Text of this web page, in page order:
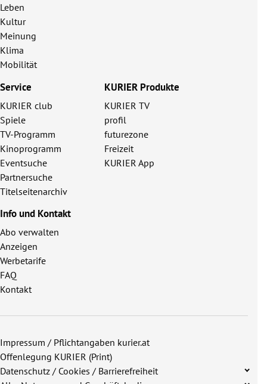
Leben
Kultur
Meinung
Klima
Mobilität
Service
KURIER club
Spiele
TV-Programm
Kinoprogramm
Eventsuche
Partnersuche
Titelseitenarchiv
KURIER Produkte
KURIER TV
profil
futurezone
Freizeit
KURIER App
Info und Kontakt
Abo verwalten
Anzeigen
Werbetarife
FAQ
Kontakt
Impressum / Pflichtangaben kurier.at
Offenlegung KURIER (Print)
Datenschutz / Cookies / Barrierefreiheit